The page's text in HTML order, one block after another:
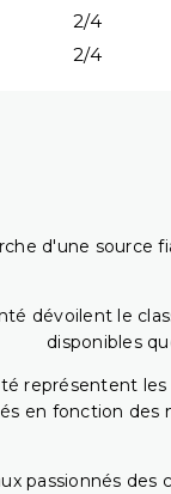
2/4
2/4
d'une source
dévoilent le
disponibles
représentent
en fonction
passionnés